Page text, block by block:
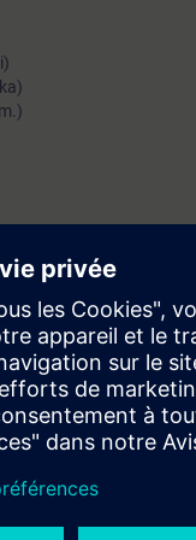
(pdf). Osallistuja
mielellämme